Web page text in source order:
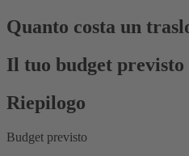
Quanto costa un
Il tuo budget
Riepilogo
Budget previsto